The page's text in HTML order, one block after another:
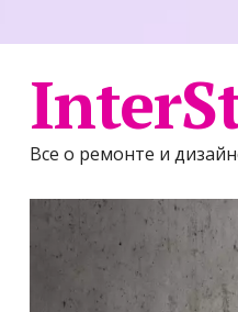
Все о ремонте и